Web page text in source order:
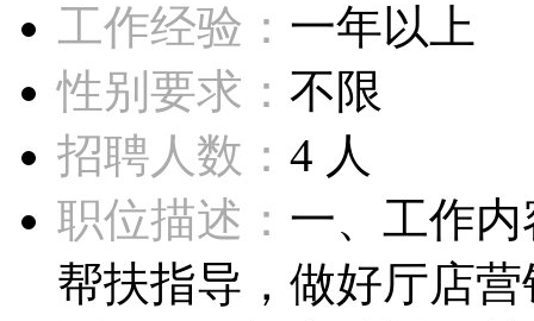
工作经验： 一年以上
性别要求： 不限
招聘人数： 4 人
职位描述： 一、工作
帮扶指导，做好厅店